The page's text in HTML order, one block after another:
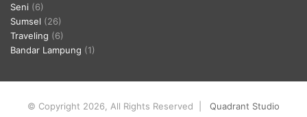
Seni (6)
Sumsel (26)
Traveling (6)
Bandar Lampung (1)
© Copyright 2026, All Rights Reserved | Quadrant Studio